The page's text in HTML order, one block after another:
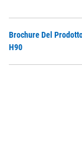
Brochure Del
H90